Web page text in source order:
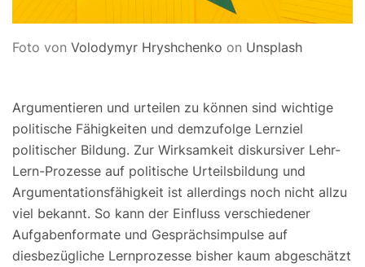
Foto von Volodymyr Hryshchenko on Unsplash
Argumentieren und urteilen zu können sind wichtige
politische Fähigkeiten und demzufolge Lernziel
politischer Bildung. Zur Wirksamkeit diskursiver Lehr-
Lern-Prozesse auf politische Urteilsbildung und
Argumentationsfähigkeit ist allerdings noch nicht allzu
viel bekannt. So kann der Einfluss verschiedener
Aufgabenformate und Gesprächsimpulse auf
diesbezügliche Lernprozesse bisher kaum abgeschätzt